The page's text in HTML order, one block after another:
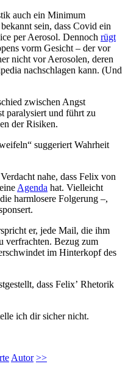
auch ein Minimum
sein, dass Covid ein
per Aerosol. Dennoch rügt
vorm Gesicht – der vor
nicht vor Aerosolen, deren
nachschlagen kann. (Und
zwischen Angst
paralysiert und führt zu
der Risiken.
suggeriert Wahrheit
nahe, dass Felix von
Agenda hat. Vielleicht
harmlosere Folgerung –,
er, jede Mail, die ihm
verfrachten. Bezug zum
im Hinterkopf des
dass Felixʼ Rhetorik
ich dir sicher nicht.
Autor >>